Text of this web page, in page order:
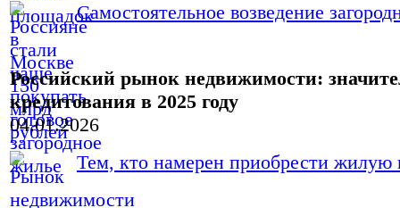
Самостоятельное возведение
Российский рынок недвижимости:
кредитования в 2025 году
04.01.2026
Тем, кто намерен приобрести жилую